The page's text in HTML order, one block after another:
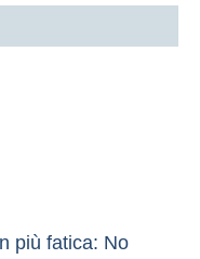
più fatica: No